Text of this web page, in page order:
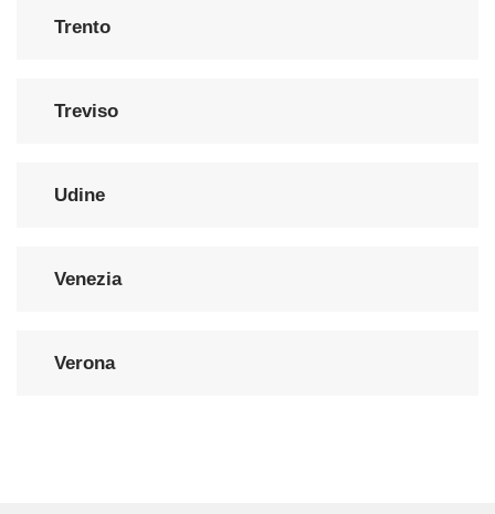
Trento
Treviso
Udine
Venezia
Verona